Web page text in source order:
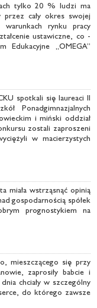
tylko 20 % ludzi ma
przez cały okres swojej
warunkach rynku pracy
ustawiczne, co -
Edukacyjne „OMEGA”
spotkali się laureaci II
Ponadgimnazjalnych
i miński oddział
zostali zaproszeni
w macierzystych
miała wstrząsnąć opinią
gospodarnością spółek
prognostykiem na
mieszczącego się przy
zaprosiły babcie i
chciały w szczególny
do którego zawsze